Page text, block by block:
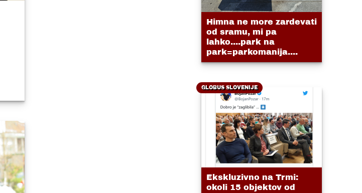
Himna ne more zardevati
od sramu, mi pa
lahko....park na
park=parkomanija....
GLOBUS SLOVENIJE
Ekskluzivno na Trmi:
okoli 15 objektov od